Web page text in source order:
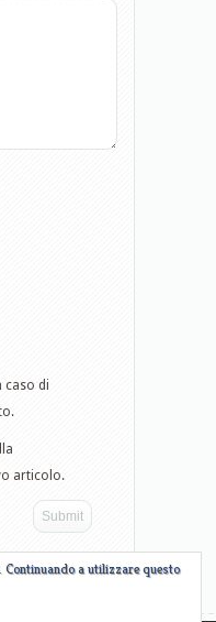
caso di
articolo.
Continuando a utilizzare questo